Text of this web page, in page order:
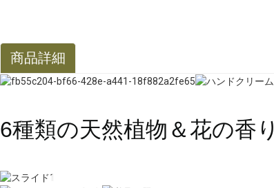
商品詳細
6種類の天然植物＆花の香り